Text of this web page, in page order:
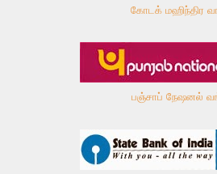
கோடக் மஹிந்திர
பஞ்சாப் நேஷனல்